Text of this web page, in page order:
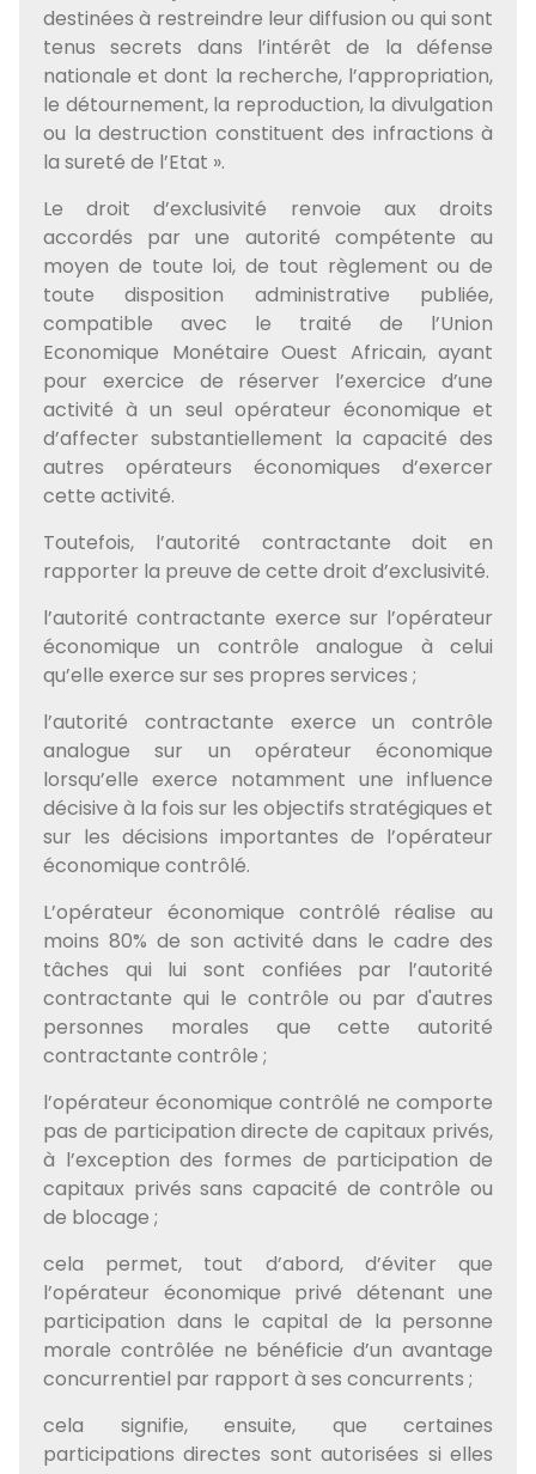
destinées à restreindre leur diffusion ou qui sont
tenus secrets dans l’intérêt de la défense
nationale et dont la recherche, l’appropriation,
le détournement, la reproduction, la divulgation
ou la destruction constituent des infractions à
la sureté de l’Etat ».
Le droit d’exclusivité renvoie aux droits
accordés par une autorité compétente au
moyen de toute loi, de tout règlement ou de
toute disposition administrative publiée,
compatible avec le traité de l’Union
Economique Monétaire Ouest Africain, ayant
pour exercice de réserver l’exercice d’une
activité à un seul opérateur économique et
d’affecter substantiellement la capacité des
autres opérateurs économiques d’exercer
cette activité.
Toutefois, l’autorité contractante doit en
rapporter la preuve de cette droit d’exclusivité.
l’autorité contractante exerce sur l’opérateur
économique un contrôle analogue à celui
qu’elle exerce sur ses propres services ;
l’autorité contractante exerce un contrôle
analogue sur un opérateur économique
lorsqu’elle exerce notamment une influence
décisive à la fois sur les objectifs stratégiques et
sur les décisions importantes de l’opérateur
économique contrôlé.
L’opérateur économique contrôlé réalise au
moins 80% de son activité dans le cadre des
tâches qui lui sont confiées par l’autorité
contractante qui le contrôle ou par d'autres
personnes morales que cette autorité
contractante contrôle ;
l’opérateur économique contrôlé ne comporte
pas de participation directe de capitaux privés,
à l’exception des formes de participation de
capitaux privés sans capacité de contrôle ou
de blocage ;
cela permet, tout d’abord, d’éviter que
l’opérateur économique privé détenant une
participation dans le capital de la personne
morale contrôlée ne bénéficie d’un avantage
concurrentiel par rapport à ses concurrents ;
cela signifie, ensuite, que certaines
participations directes sont autorisées si elles